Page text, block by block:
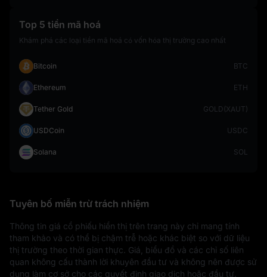
Top 5 tiền mã hoá
Khám phá các loại tiền mã hoá có vốn hóa thị trường cao nhất
Bitcoin BTC
Ethereum ETH
Tether Gold GOLD(XAUT)
USDCoin USDC
Solana SOL
Tuyên bố miễn trừ trách nhiệm
Thông tin giá cổ phiếu hiển thị trên trang này chỉ mang tính
tham khảo và có thể bị chậm trễ hoặc khác biệt so với dữ liệu
thị trường theo thời gian thực. Giá, biểu đồ và các chỉ số liên
quan không cấu thành lời khuyên đầu tư và không nên được sử
dụng làm cơ sở cho các quyết định giao dịch hoặc đầu tư.